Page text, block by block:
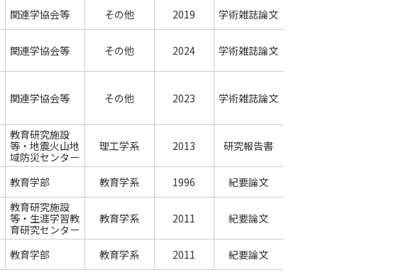
関連学協会等 その他 2019 学術雑誌論文
関連学協会等 その他 2024 学術雑誌論文
関連学協会等 その他 2023 学術雑誌論文
教育研究施設
等・地震火山地
域防災センター
理工学系 2013 研究報告書
教育学部 教育学系 1996 紀要論文
教育研究施設
等・生涯学習教
育研究センター
教育学系 2011 紀要論文
教育学部 教育学系 2011 紀要論文